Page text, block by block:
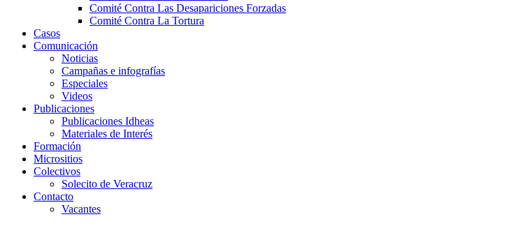
Comité Contra Las Desapariciones Forzadas
Comité Contra La Tortura​
Casos
Comunicación
Noticias
Campañas e infografías
Especiales
Videos
Publicaciones
Publicaciones Idheas
Materiales de Interés
Formación
Micrositios
Colectivos
Solecito de Veracruz
Contacto
Vacantes